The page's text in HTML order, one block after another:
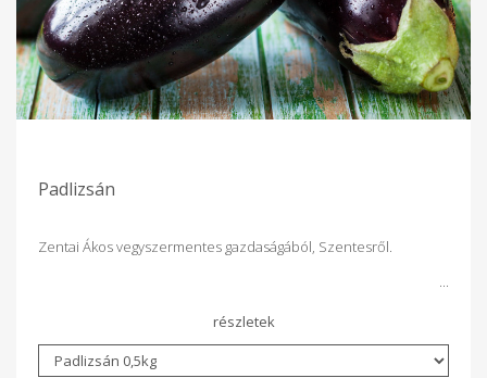
Padlizsán
Zentai Ákos vegyszermentes gazdaságából, Szentesről.